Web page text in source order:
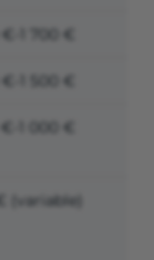
1 700 €
€-1 500 €
€-1 000 €
(variable)